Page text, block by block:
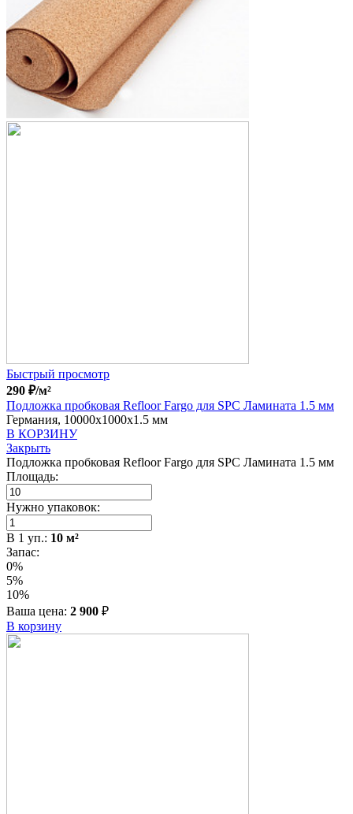
Быстрый просмотр
290 ₽/м²
Подложка пробковая Refloor Fargo для SPC Ламината 1.5 мм
Германия, 10000x1000x1.5 мм
В КОРЗИНУ
Закрыть
Подложка пробковая Refloor Fargo для SPC Ламината 1.5 мм
Площадь:
Нужно упаковок:
В 1 уп.: 10 м²
Запас:
0%
5%
10%
Ваша цена: 2 900 ₽
В корзину